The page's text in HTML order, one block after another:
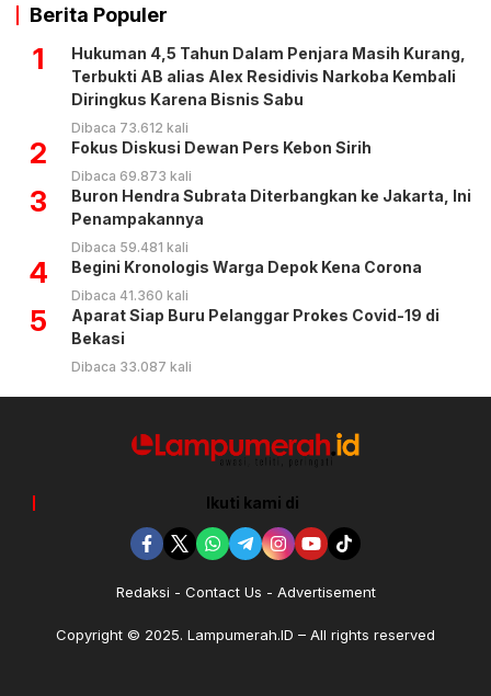
Berita Populer
1
Hukuman 4,5 Tahun Dalam Penjara Masih Kurang,
Terbukti AB alias Alex Residivis Narkoba Kembali
Diringkus Karena Bisnis Sabu
Dibaca 73.612 kali
2 Fokus Diskusi Dewan Pers Kebon Sirih
Dibaca 69.873 kali
3
Buron Hendra Subrata Diterbangkan ke Jakarta, Ini
Penampakannya
Dibaca 59.481 kali
4 Begini Kronologis Warga Depok Kena Corona
Dibaca 41.360 kali
5
Aparat Siap Buru Pelanggar Prokes Covid-19 di
Bekasi
Dibaca 33.087 kali
Ikuti kami di
Redaksi Contact Us Advertisement
Copyright © 2025. Lampumerah.ID – All rights reserved